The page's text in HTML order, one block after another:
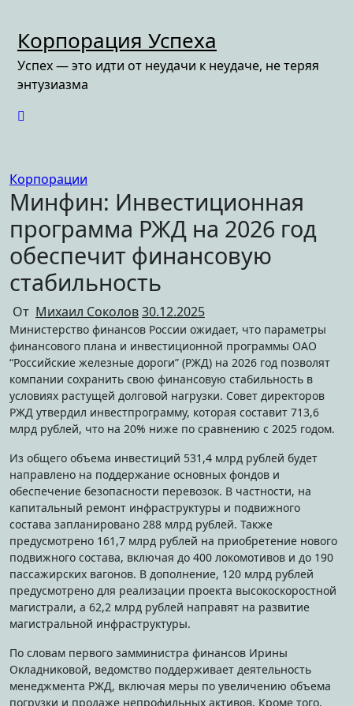
содержимому
Корпорация Успеха
Успех — это идти от неудачи к неудаче, не теряя
энтузиазма
Корпорации
Минфин: Инвестиционная
программа РЖД на 2026 год
обеспечит финансовую
стабильность
От Михаил Соколов30.12.2025
Министерство финансов России ожидает, что параметры
финансового плана и инвестиционной программы ОАО
“Российские железные дороги” (РЖД) на 2026 год позволят
компании сохранить свою финансовую стабильность в
условиях растущей долговой нагрузки. Совет директоров
РЖД утвердил инвестпрограмму, которая составит 713,6
млрд рублей, что на 20% ниже по сравнению с 2025 годом.
Из общего объема инвестиций 531,4 млрд рублей будет
направлено на поддержание основных фондов и
обеспечение безопасности перевозок. В частности, на
капитальный ремонт инфраструктуры и подвижного
состава запланировано 288 млрд рублей. Также
предусмотрено 161,7 млрд рублей на приобретение нового
подвижного состава, включая до 400 локомотивов и до 190
пассажирских вагонов. В дополнение, 120 млрд рублей
предусмотрено для реализации проекта высокоскоростной
магистрали, а 62,2 млрд рублей направят на развитие
магистральной инфраструктуры.
По словам первого замминистра финансов Ирины
Окладниковой, ведомство поддерживает деятельность
менеджмента РЖД, включая меры по увеличению объема
погрузки и продаже непрофильных активов. Кроме того,